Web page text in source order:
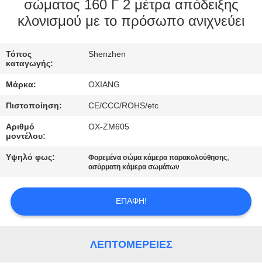
ΕΜΆΣ
ΕΠΙΣΚΈΨΕΙΣ
ΣΤΟ
ΈΛΕΓΧΟΣ
ΠΟΙΌΤΗΤΑΣ
ΕΠΙΚΟΙΝΩΝΉΣΤΕ
ΜΑΖΊ
σώματος 160 Γ 2 μέτρα απόδειξης
κλονισμού με το πρόσωπο ανιχνεύει
Τόπος
καταγωγής:
Shenzhen
Μάρκα: OXIANG
Πιστοποίηση: CE/CCC/ROHS/etc
Αριθμό
μοντέλου:
OX-ZM605
Υψηλό φως: Φορεμένα σώμα κάμερα παρακολούθησης,
ασύρματη κάμερα σωμάτων
ΕΠΑΦΉ!
ΛΕΠΤΟΜΈΡΕΙΕΣ